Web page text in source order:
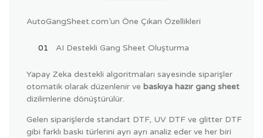
AutoGangSheet.com’un Öne Çıkan Özellikleri
AI Destekli Gang Sheet Oluşturma
Yapay Zeka destekli algoritmaları sayesinde siparişler
otomatik olarak düzenlenir ve baskıya hazır gang sheet
dizilimlerine dönüştürülür.
Gelen siparişlerde standart DTF, UV DTF ve glitter DTF
gibi farklı baskı türlerini ayrı ayrı analiz eder ve her biri